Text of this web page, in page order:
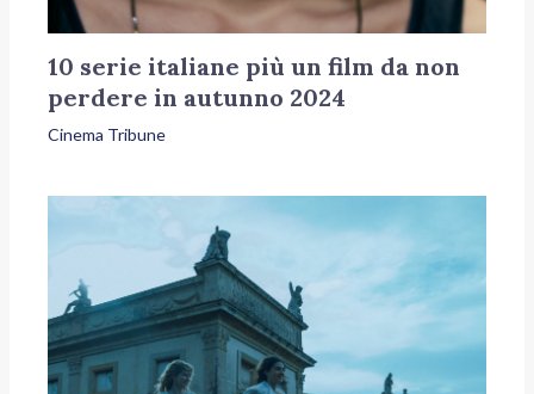
10 serie italiane più un film da non
perdere in autunno 2024
Cinema Tribune